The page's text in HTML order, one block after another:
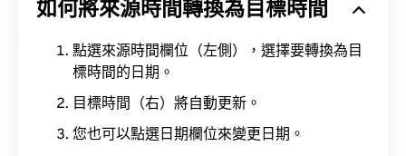
如何將來源時間轉換為目標時間
點選來源時間欄位（左側），選擇要轉換為目
標時間的日期。
目標時間（右）將自動更新。
您也可以點選日期欄位來變更日期。